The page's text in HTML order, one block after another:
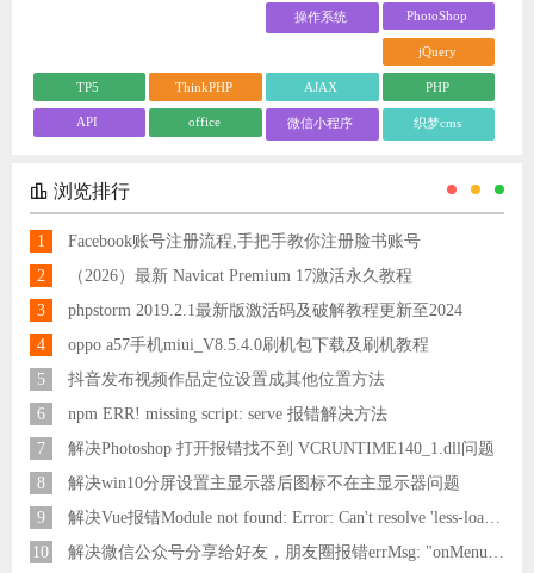
操作系统 PhotoShop
jQuery
TP5 ThinkPHP AJAX PHP
API office 微信小程序 织梦cms
浏览排行
1
Facebook账号注册流程,手把手教你注册脸书账号
2
（2026）最新 Navicat Premium 17激活永久教程
3
phpstorm 2019.2.1最新版激活码及破解教程更新至2024
4
oppo a57手机miui_V8.5.4.0刷机包下载及刷机教程
5
抖音发布视频作品定位设置成其他位置方法
6
npm ERR! missing script: serve 报错解决方法
7
解决Photoshop 打开报错找不到 VCRUNTIME140_1.dll问题
8
解决win10分屏设置主显示器后图标不在主显示器问题
9
解决Vue报错Module not found: Error: Can't resolve 'less-loader' in 'C:\Users\Hm\Desktop\vue\vue_shop'问题
10